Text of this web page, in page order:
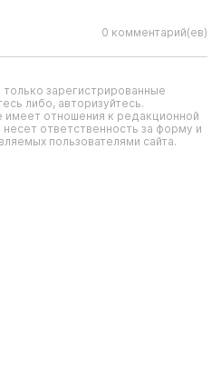
0 комментарий(ев)
зарегистрированные
либо, авторизуйтесь.
отношения к редакционной
ответственность за форму и
пользователями сайта.